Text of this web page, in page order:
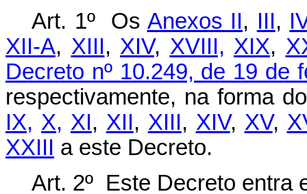
Art. 1º Os Anexos II, III,
XII-A, XIII, XIV, XVIII, XIX,
Decreto nº 10.249, de 19 de
respectivamente, na forma
IX, X, XI, XII, XIII, XIV, XV,
XXIII a este Decreto.
Art. 2º Este Decreto entra